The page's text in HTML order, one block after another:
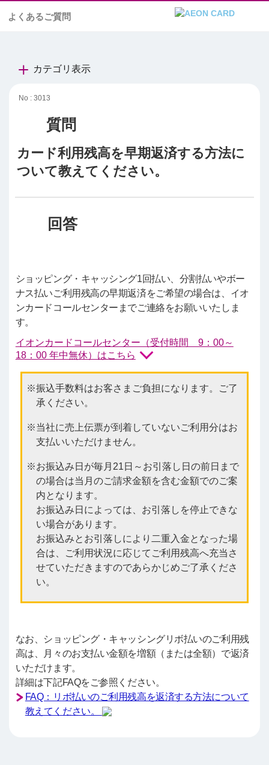
よくあるご質問
カテゴリ表示
No : 3013
カード利用残高を早期返済する方法に
ついて教えてください。
ショッピング・キャッシング1回払い、分割払いやボー
ナス払いご利用残高の早期返済をご希望の場合は、イオ
ンカードコールセンターまでご連絡をお願いいたしま
す。
イオンカードコールセンター（受付時間 9：00～
18：00 年中無休）はこちら
振込手数料はお客さまご負担になります。ご了
承ください。
当社に売上伝票が到着していないご利用分はお
支払いいただけません。
お振込み日が毎月21日～お引落し日の前日まで
の場合は当月のご請求金額を含む金額でのご案
内となります。
お振込み日によっては、お引落しを停止できな
い場合があります。
お振込みとお引落しにより二重入金となった場
合は、ご利用状況に応じてご利用残高へ充当さ
せていただきますのであらかじめご了承くださ
い。
なお、ショッピング・キャッシングリボ払いのご利用残
高は、月々のお支払い金額を増額（または全額）で返済
いただけます。
詳細は下記FAQをご参照ください。
FAQ：リボ払いのご利用残高を返済する方法について
教えてください。